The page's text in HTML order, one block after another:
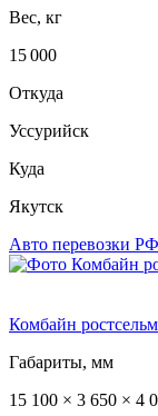
Вес, кг
15 000
Откуда
Уссурийск
Куда
Якутск
Авто перевозки РФ
Комбайн
Габариты, мм
15 100 × 3 650 × 4